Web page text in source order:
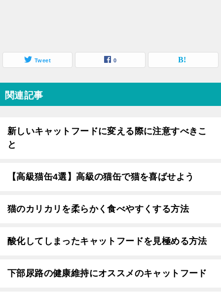
Tweet 0
関連記事
新しいキャットフードに変える際に注意すべきこ
と
【高級猫缶4選】高級の猫缶で猫を喜ばせよう
猫のカリカリを柔らかく食べやすくする方法
酸化してしまったキャットフードを見極める方法
下部尿路の健康維持にオススメのキャットフード